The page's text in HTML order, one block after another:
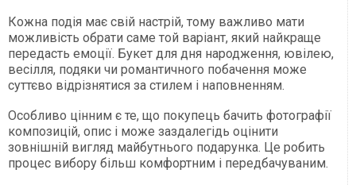
Кожна подія має свій настрій, тому важливо мати
можливість обрати саме той варіант, який найкраще
передасть емоції. Букет для дня народження, ювілею,
весілля, подяки чи романтичного побачення може
суттєво відрізнятися за стилем і наповненням.
Особливо цінним є те, що покупець бачить фотографії
композицій, опис і може заздалегідь оцінити
зовнішній вигляд майбутнього подарунка. Це робить
процес вибору більш комфортним і передбачуваним.